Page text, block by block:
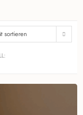
sortieren